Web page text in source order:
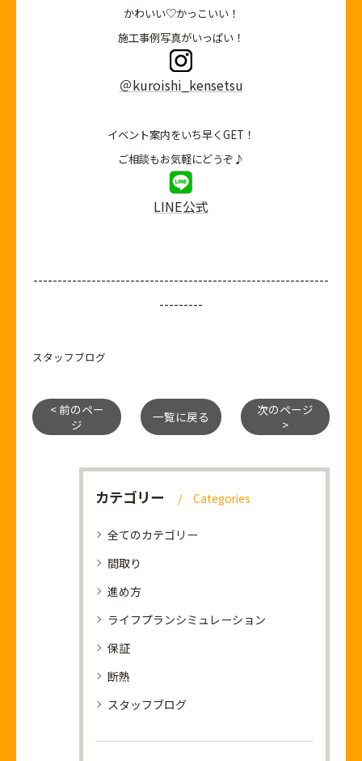
かわいい♡かっこいい！
施工事例写真がいっぱい！
＠kuroishi_kensetsu
イベント案内をいち早くGET！
ご相談もお気軽にどうぞ♪
LINE公式
-------------------------------------------------------------
---------
スタッフブログ
< 前のペー
ジ
一覧に戻る
次のページ
>
カテゴリー Categories
全てのカテゴリー
間取り
進め方
ライフプランシミュレーション
保証
断熱
スタッフブログ